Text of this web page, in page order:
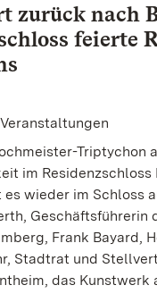
zurück nach
feierte
Triptychon
im Residenzschloss
wieder im Schloss
Geschäftsführerin
Frank Bayard,
Stadtrat und
das Kunstwerk